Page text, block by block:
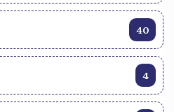
40
4